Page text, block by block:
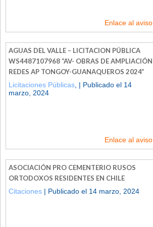
Enlace al aviso
AGUAS DEL VALLE – LICITACION PÚBLICA
WS4487107968 “AV- OBRAS DE AMPLIACIÓN
REDES AP TONGOY-GUANAQUEROS 2024”
Licitaciones Públicas , | Publicado el 14
marzo, 2024
Enlace al aviso
ASOCIACIÓN PRO CEMENTERIO RUSOS
ORTODOXOS RESIDENTES EN CHILE
Citaciones | Publicado el 14 marzo, 2024